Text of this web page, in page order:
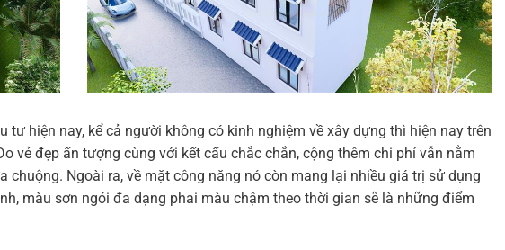
hiện nay, kể cả người không có kinh nghiệm về xây dựng thì hiện nay trên
vẻ đẹp ấn tượng cùng với kết cấu chắc chắn, cộng thêm chi phí vẫn nằm
Ngoài ra, về mặt công năng nó còn mang lại nhiều giá trị sử dụng
màu sơn ngói đa dạng phai màu chậm theo thời gian sẽ là những điểm